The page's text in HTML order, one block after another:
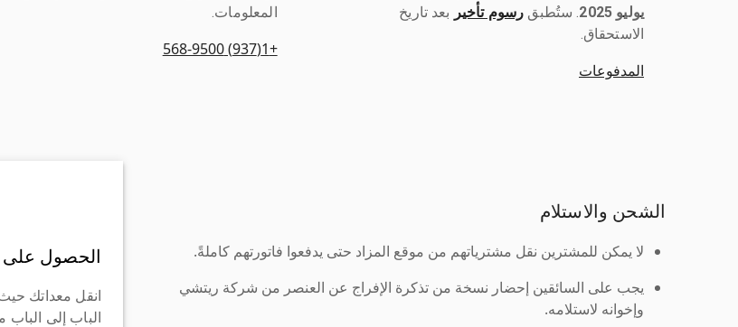
يوليو 2025
رسوم تأخير بعد تاريخ
الاستحقاق.
المدفوعات
المعلومات.
+1(937) 568-9500
الشحن والاستلام
لا يمكن للمشترين نقل مشترياتهم من موقع المزاد حتى يدفعوا فاتورتهم كاملةً.
يجب على السائقين إحضار نسخة من تذكرة الإفراج عن العنصر من شركة ريتشي
وإخوانه لاستلامه.
الحصول
انقل معداتك
الباب إلى